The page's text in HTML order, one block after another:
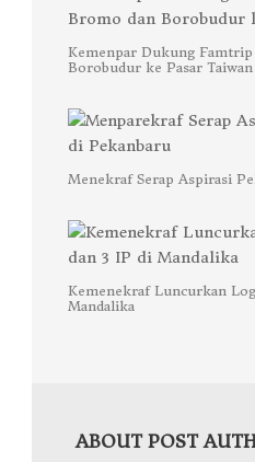
Kemenpar Dukung
Borobudur ke Pasar Taiwan
Menekraf Serap Aspirasi
Kemenekraf Luncurkan
Mandalika
ABOUT POST